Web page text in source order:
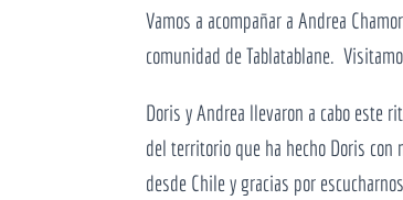
Vamos a acompañar a Andrea
comunidad de Tablatablane.
Doris y Andrea llevaron a cabo este
del territorio que ha hecho Doris
desde Chile y gracias por